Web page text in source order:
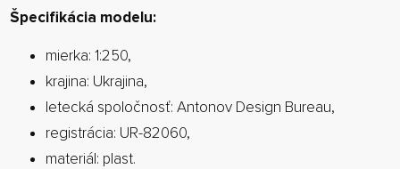
Špecifikácia modelu:
mierka: 1:250,
krajina: Ukrajina,
letecká spoločnosť: Antonov Design Bureau,
registrácia: UR-82060,
materiál: plast.